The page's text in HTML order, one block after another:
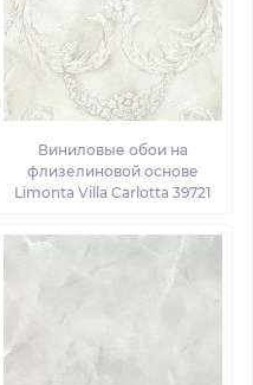
Виниловые обои на
флизелиновой основе
Limonta Villa Carlotta 39721